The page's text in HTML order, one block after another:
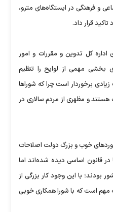
و فرهنگی در ایستگاه‌های مترو،
قرار داد.
اداره کل تدوین و مقررات و امور
بخشی مهمی از لوایح را تنظیم
برخوردار است چرا که شوراها
هستند و مظهری از مردم سالاری در
خوب و بزرگ دولت اصلاحات
در قانون اساسی دیده شده‌اند اما
بودند؛ با این وجود کار بزرگی از
است که با شورا همکاری خوبی